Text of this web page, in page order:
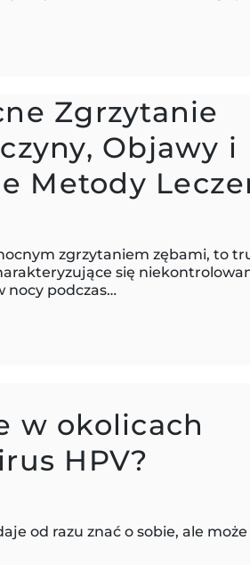
Zgrzytanie
Objawy i
Metody
zgrzytaniem zębami, to
się
nocy podczas…
w okolicach
HPV?
od razu znać o sobie, ale